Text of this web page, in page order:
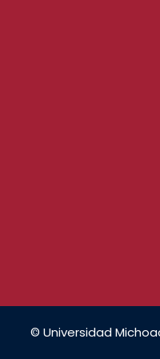
© Universidad